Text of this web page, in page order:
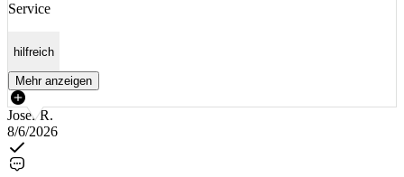
Service
hilfreich
Mehr anzeigen
Josef R.
8/6/2026